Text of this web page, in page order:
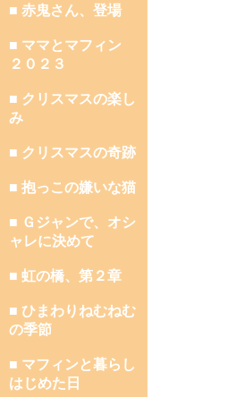
■ 赤鬼さん、登場
■ ママとマフィン
２０２３
■ クリスマスの楽し
み
■ クリスマスの奇跡
■ 抱っこの嫌いな猫
■ Ｇジャンで、オシ
ャレに決めて
■ 虹の橋、第２章
■ ひまわりねむねむ
の季節
■ マフィンと暮らし
はじめた日